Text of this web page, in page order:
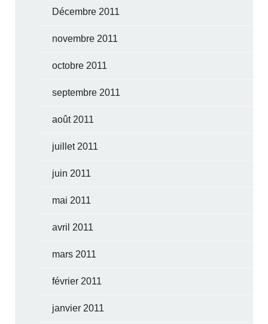
Décembre 2011
novembre 2011
octobre 2011
septembre 2011
août 2011
juillet 2011
juin 2011
mai 2011
avril 2011
mars 2011
février 2011
janvier 2011